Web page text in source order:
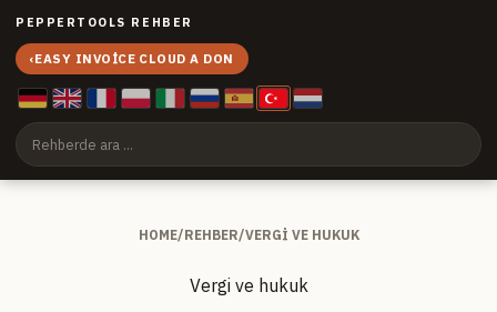
PEPPERTOOLS REHBER
‹EASY INVOICE CLOUD A DON
HOME/REHBER/VERGI VE HUKUK
Vergi ve hukuk